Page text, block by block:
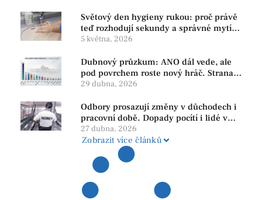
Světový den hygieny rukou: proč právě
teď rozhodují sekundy a správné mytí
rukou
5 května, 2026
Dubnový průzkum: ANO dál vede, ale
pod povrchem roste nový hráč. Strana
PRO se drží nejvýš mezi menšími
29 dubna, 2026
Odbory prosazují změny v důchodech i
pracovní době. Dopady pocítí i lidé v
našem regionu
27 dubna, 2026
Zobrazit více článků